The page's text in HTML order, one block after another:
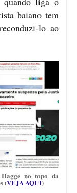
baiano tem
lo ao
no topo da
(VEJA AQUI)